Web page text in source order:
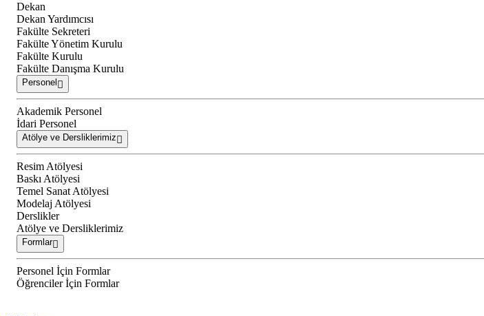
Dekan
Dekan Yardımcısı
Fakülte Sekreteri
Fakülte Yönetim Kurulu
Fakülte Kurulu
Fakülte Danışma Kurulu
Personel
Akademik Personel
İdari Personel
Atölye ve Dersliklerimiz
Resim Atölyesi
Baskı Atölyesi
Temel Sanat Atölyesi
Modelaj Atölyesi
Derslikler
Atölye ve Dersliklerimiz
Formlar
Personel İçin Formlar
Öğrenciler İçin Formlar